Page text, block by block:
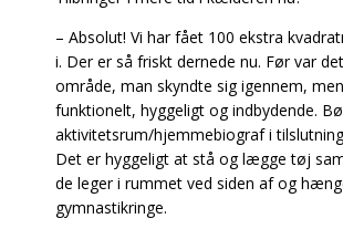
– Absolut! Vi har fået 100 ekstra
i. Der er så friskt dernede nu. Før var
område, man skyndte sig igennem,
funktionelt, hyggeligt og indbydende.
aktivitetsrum/hjemmebiograf i
Det er hyggeligt at stå og lægge tøj
de leger i rummet ved siden af og
gymnastikringe.